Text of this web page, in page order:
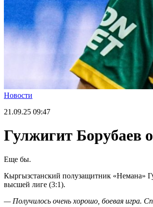
Новости
21.09.25 09:47
Гулжигит Борубаев
Еще бы.
Кыргызстанский полузащитник «Немана»
высшей лиге (3:1).
— Получилось очень хорошо, боевая игра.